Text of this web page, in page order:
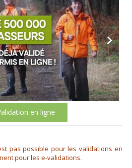
en ligne
pas possible pour les validations en
pour les e-validations.